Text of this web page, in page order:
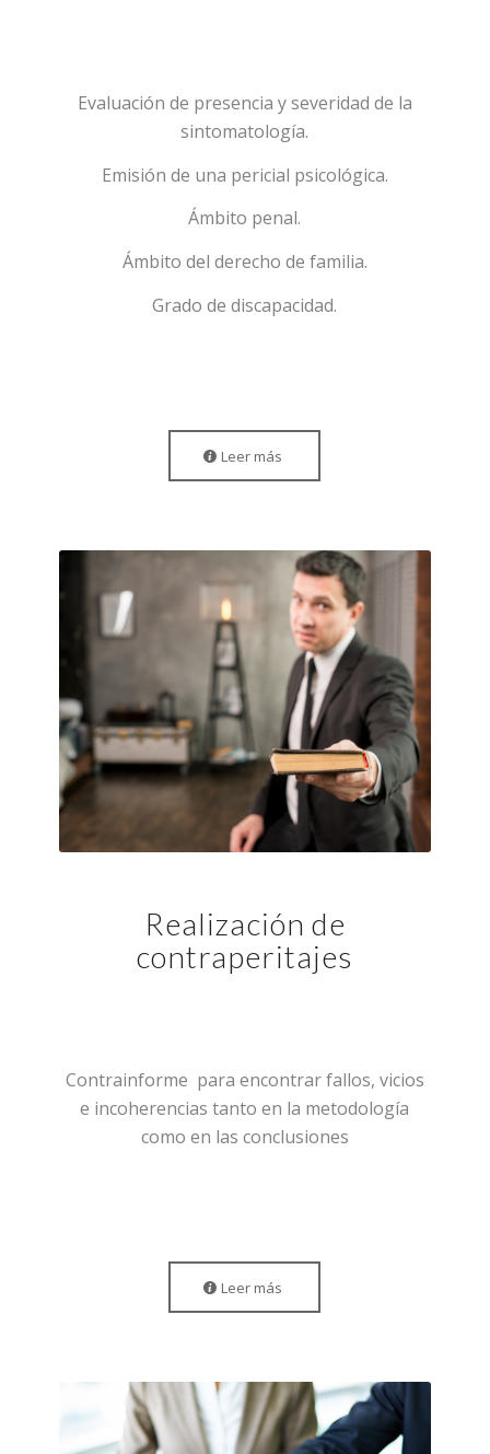
Evaluación de presencia y severidad de la
sintomatología.
Emisión de una pericial psicológica.
Ámbito penal.
Ámbito del derecho de familia.
Grado de discapacidad.
Leer más
Realización de
contraperitajes
Contrainforme para encontrar fallos, vicios
e incoherencias tanto en la metodología
como en las conclusiones
Leer más